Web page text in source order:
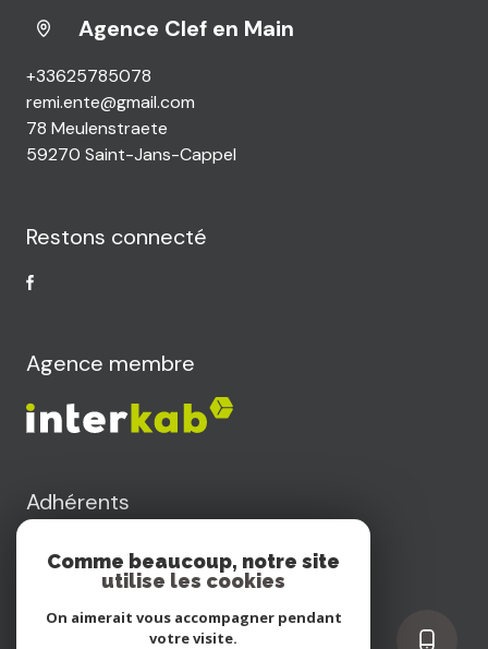
Agence Clef en Main
+33625785078
remi.ente@gmail.com
78 Meulenstraete
59270 Saint-Jans-Cappel
Restons connecté
Agence membre
Adhérents
Comme beaucoup, notre site
utilise les cookies
On aimerait vous accompagner pendant
votre visite.